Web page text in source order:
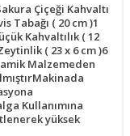
Çiçeği Kahvaltı
Tabağı ( 20 cm )1
Kahvaltılık ( 12
( 23 x 6 cm )6
Malzemeden
Kullanımına
yüksek